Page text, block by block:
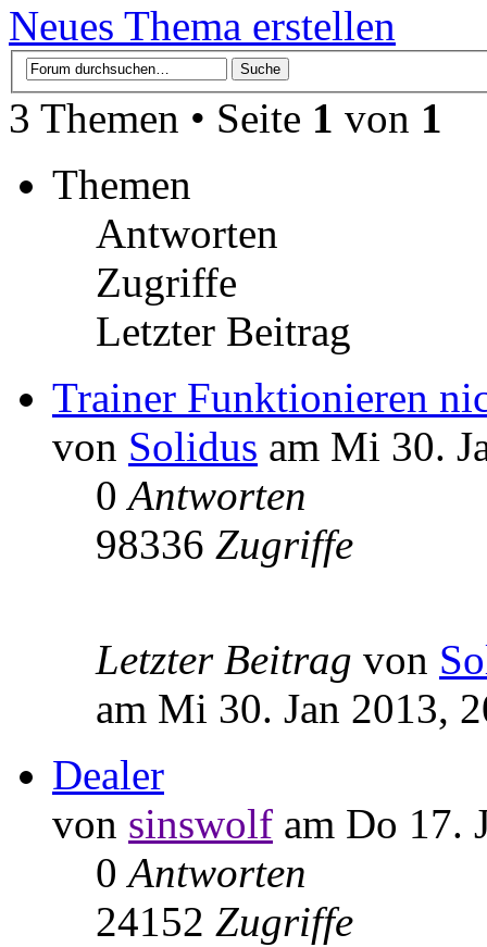
Neues Thema erstellen
3 Themen • Seite 1 von 1
Themen
Antworten
Zugriffe
Letzter Beitrag
Trainer Funktionieren
von Solidus am Mi 30.
0Antworten
98336 Zugriffe
Letzter Beitrag von
am Mi 30. Jan 2013,
Dealer
von sinswolf am Do 17.
0Antworten
24152 Zugriffe